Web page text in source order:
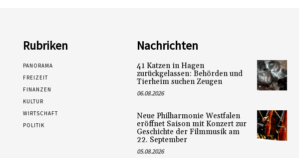
Rubriken
PANORAMA
FREIZEIT
FINANZEN
KULTUR
WIRTSCHAFT
POLITIK
Nachrichten
41 Katzen in Hagen
zurückgelassen: Behörden und
Tierheim suchen Zeugen
06.08.2026
Neue Philharmonie Westfalen
eröffnet Saison mit Konzert zur
Geschichte der Filmmusik am
22. September
05.08.2026